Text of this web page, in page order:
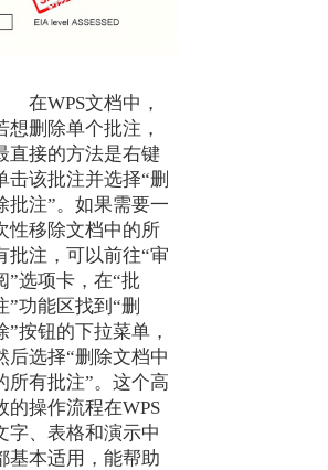
在WPS文档中，
想删除单个批注，
直接的方法是右键
击该批注并选择“删
批注”。如果需要一
性移除文档中的所
批注，可以前往“审
”选项卡，在“批
”功能区找到“删
”按钮的下拉菜单，
后选择“删除文档中
所有批注”。这个高
的操作流程在WPS
字、表格和演示中
基本适用，能帮助